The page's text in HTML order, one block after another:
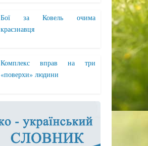
Бої за Ковель очима
краєзнавця
Комплекс вправ на три
«поверхи» людини